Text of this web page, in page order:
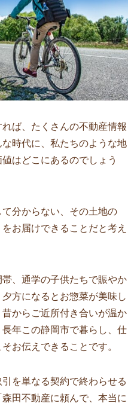
ば、たくさんの不動産情報
時代に、私たちのような地
はどこにあるのでしょう
分からない、その土地の
お届けできることだと考え
、通学の子供たちで賑やか
方になるとお惣菜が美味し
からご近所付き合いが温か
年この静岡市で暮らし、仕
お伝えできることです。
を単なる契約で終わらせる
田不動産に頼んで、本当に